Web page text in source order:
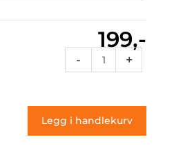
199,-
-
06
antall
+
Legg i handlekurv